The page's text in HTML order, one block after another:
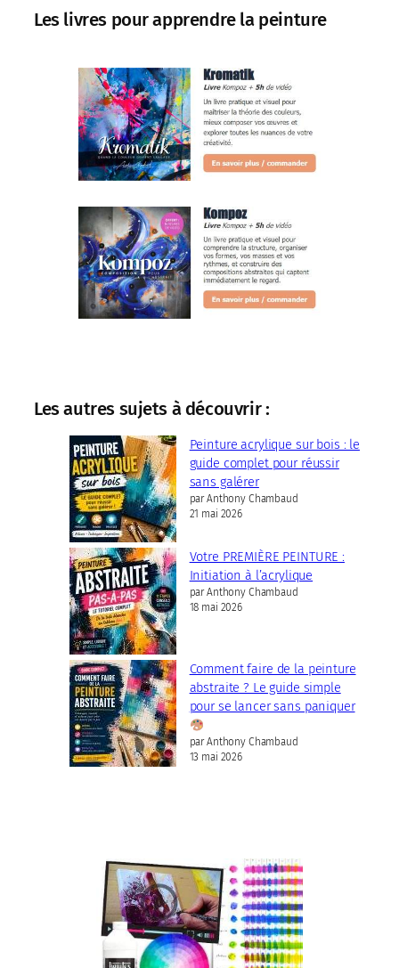
Les livres pour apprendre la peinture
Les autres sujets à découvrir :
Peinture acrylique sur bois : le
guide complet pour réussir
sans galérer
par Anthony Chambaud
21 mai 2026
Votre PREMIÈRE PEINTURE :
Initiation à l’acrylique
par Anthony Chambaud
18 mai 2026
Comment faire de la peinture
abstraite ? Le guide simple
pour se lancer sans paniquer
par Anthony Chambaud
13 mai 2026